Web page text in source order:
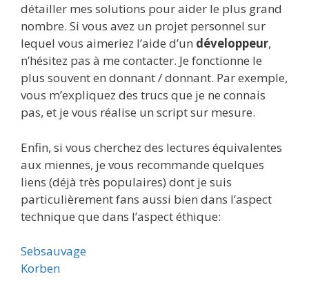
détailler mes solutions pour aider le plus grand
nombre. Si vous avez un projet personnel sur
lequel vous aimeriez l’aide d’un développeur,
n’hésitez pas à me contacter. Je fonctionne le
plus souvent en donnant / donnant. Par exemple,
vous m’expliquez des trucs que je ne connais
pas, et je vous réalise un script sur mesure.
Enfin, si vous cherchez des lectures équivalentes
aux miennes, je vous recommande quelques
liens (déjà très populaires) dont je suis
particulièrement fans aussi bien dans l’aspect
technique que dans l’aspect éthique:
Sebsauvage
Korben